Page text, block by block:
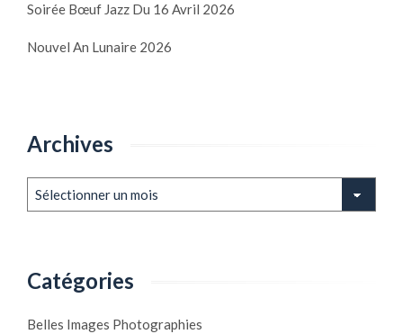
Soirée Bœuf Jazz Du 16 Avril 2026
Nouvel An Lunaire 2026
Archives
Catégories
Belles Images Photographies